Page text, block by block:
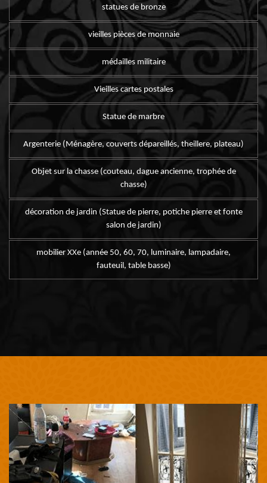
statues de bronze
vieilles pièces de monnaie
médailles militaire
Vieilles cartes postales
Statue de marbre
Argenterie (Ménagère, couverts dépareillés, theillere, plateau)
Objet sur la chasse (couteau, dague ancienne, trophée de
chasse)
décoration de jardin (Statue de pierre, potiche pierre et fonte
salon de jardin)
mobilier XXe (année 50, 60, 70, luminaire, lampadaire,
fauteuil, table basse)